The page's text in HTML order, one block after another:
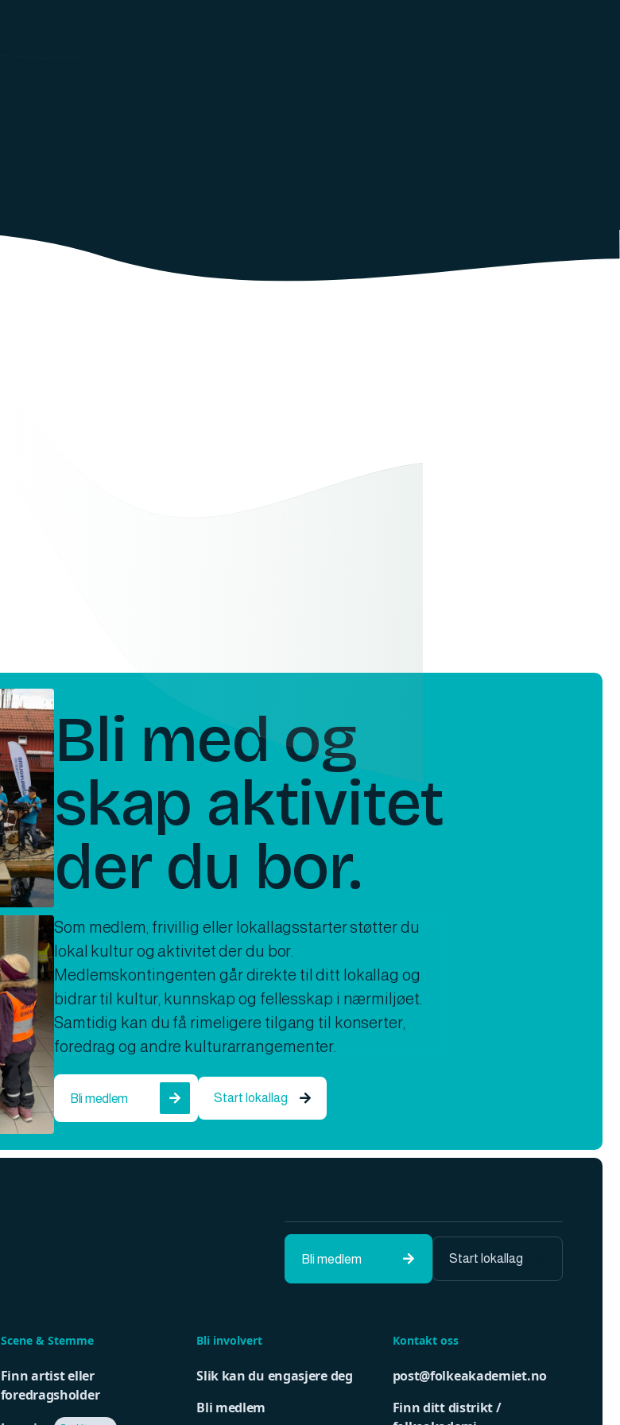
Bli med og
skap aktivitet
der du bor.
Som medlem, frivillig eller lokallagsstarter støtter du
lokal kultur og aktivitet der du bor.
Medlemskontingenten går direkte til ditt lokallag og
bidrar til kultur, kunnskap og fellesskap i nærmiljøet.
Samtidig kan du få rimeligere tilgang til konserter,
foredrag og andre kulturarrangementer.
Bli medlem  Start lokallag 
Bli medlem  Start lokallag
Scene & Stemme
Finn artist eller
foredragsholder
Bli involvert
Slik kan du engasjere deg
Bli medlem
Kontakt oss
post@folkeakademiet.no
Finn ditt distrikt /